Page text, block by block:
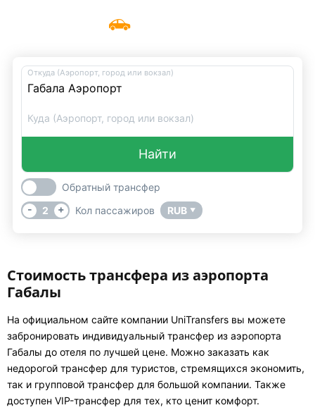
Такси из аэропорта Габалы
Откуда (Аэропорт, город или вокзал)
Куда (Аэропорт, город или вокзал)
Найти
Обратный трансфер
-
2 + Кол пассажиров RUB ▼
Стоимость трансфера из аэропорта
Габалы
На официальном сайте компании UniTransfers вы можете
забронировать индивидуальный трансфер из аэропорта
Габалы до отеля по лучшей цене. Можно заказать как
недорогой трансфер для туристов, стремящихся экономить,
так и групповой трансфер для большой компании. Также
доступен VIP-трансфер для тех, кто ценит комфорт.